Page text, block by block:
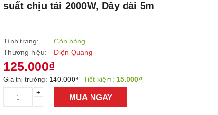
suất chịu tải 2000W, Dây dài 5m
Tình trạng:
Còn hàng
Thương hiệu:
Điện Quang
125.000₫
Giá thị trường: 140.000₫ Tiết kiệm: 15.000₫
+
–
MUA NGAY